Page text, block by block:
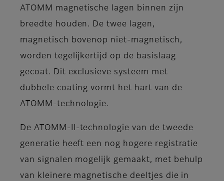
ATOMM magnetische lagen binnen zijn
breedte houden. De twee lagen,
magnetisch bovenop niet-magnetisch,
worden tegelijkertijd op de basislaag
gecoat. Dit exclusieve systeem met
dubbele coating vormt het hart van de
ATOMM-technologie.
De ATOMM-II-technologie van de tweede
generatie heeft een nog hogere registratie
van signalen mogelijk gemaakt, met behulp
van kleinere magnetische deeltjes die in